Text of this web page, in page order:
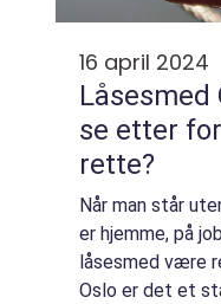
16 april 2024
Låsesmed
se etter
rette?
Når man står
er hjemme, på
låsesmed være
Oslo er det et